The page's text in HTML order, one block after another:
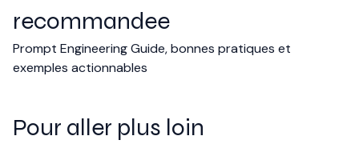
recommandee
Prompt Engineering Guide, bonnes pratiques et
exemples actionnables
Pour aller plus loin